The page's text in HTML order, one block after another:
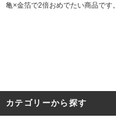
亀×金箔で2倍おめでたい商品です。
カテゴリーから探す